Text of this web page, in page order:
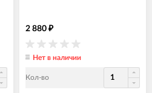
2 880 ₽
Нет в наличии
Кол-во